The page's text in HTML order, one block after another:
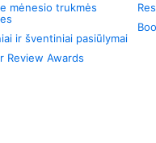
mėnesio trukmės
ir šventiniai pasiūlymai
Review Awards